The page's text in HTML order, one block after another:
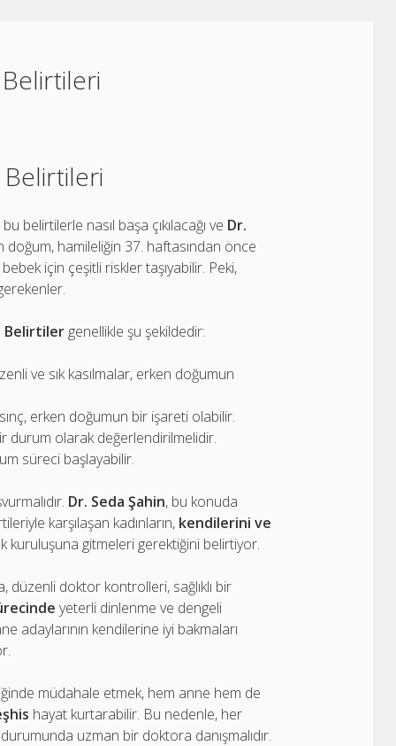
Belirtileri
belirtilerle nasıl başa çıkılacağı ve Dr.
doğum, hamileliğin 37. haftasından önce
için çeşitli riskler taşıyabilir. Peki,
Belirtiler genellikle şu şekildedir:
ve sık kasılmalar, erken doğumun
erken doğumun bir işareti olabilir.
durum olarak değerlendirilmelidir.
süreci başlayabilir.
Dr. Seda Şahin, bu konuda
karşılaşan kadınların, kendilerini ve
kuruluşuna gitmeleri gerektiğini belirtiyor.
düzenli doktor kontrolleri, sağlıklı bir
yeterli dinlenme ve dengeli
adaylarının kendilerine iyi bakmaları
müdahale etmek, hem anne hem de
hayat kurtarabilir. Bu nedenle, her
uzman bir doktora danışmalıdır.